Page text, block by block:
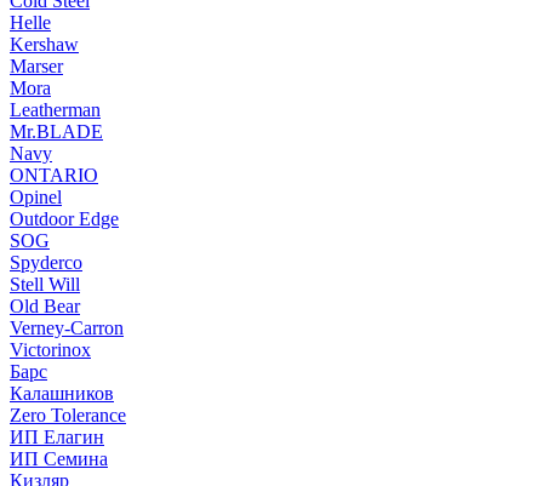
Helle
Kershaw
Marser
Mora
Leatherman
Mr.BLADE
Navy
ONTARIO
Opinel
Outdoor Edge
SOG
Spyderco
Stell Will
Old Bear
Verney-Carron
Victorinox
Барс
Калашников
Zero Tolerance
ИП Елагин
ИП Семина
Кизляр